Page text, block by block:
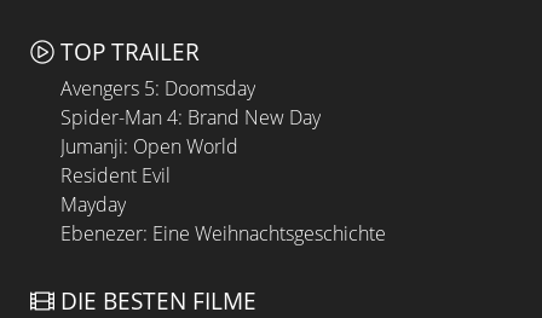
TOP TRAILER
Avengers 5: Doomsday
Spider-Man 4: Brand New Day
Jumanji: Open World
Resident Evil
Mayday
Ebenezer: Eine Weihnachtsgeschichte
DIE BESTEN FILME